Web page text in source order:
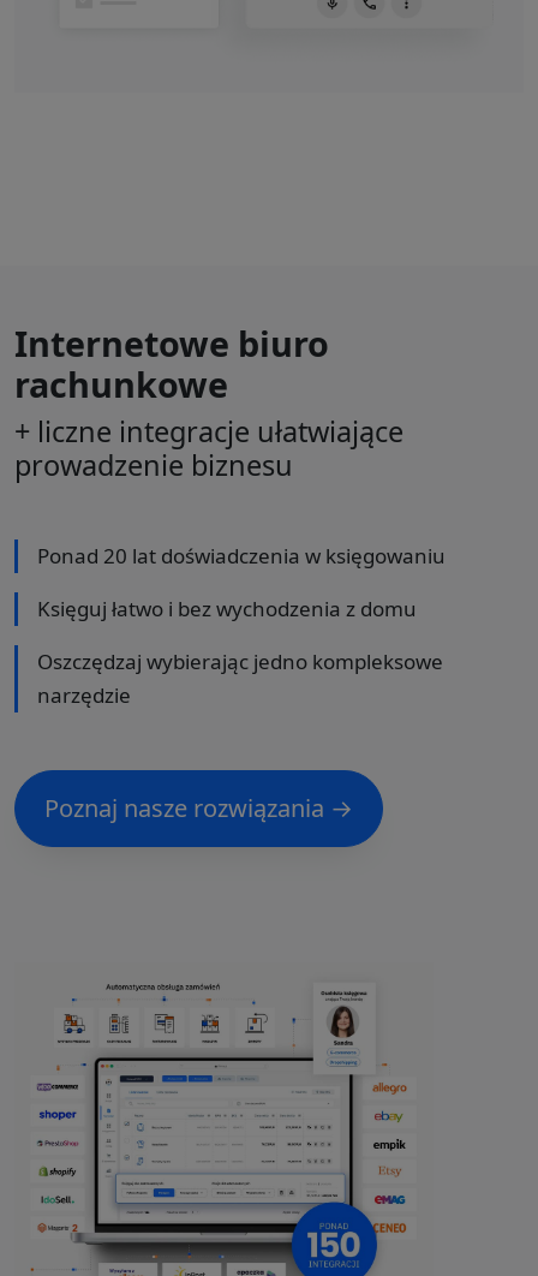
Internetowe biuro
rachunkowe
+ liczne integracje ułatwiające
prowadzenie biznesu
Ponad 20 lat doświadczenia w księgowaniu
Księguj łatwo i bez wychodzenia z domu
Oszczędzaj wybierając jedno kompleksowe
narzędzie
Poznaj nasze rozwiązania →